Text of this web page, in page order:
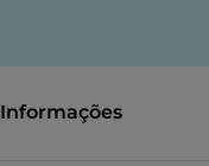
Informações